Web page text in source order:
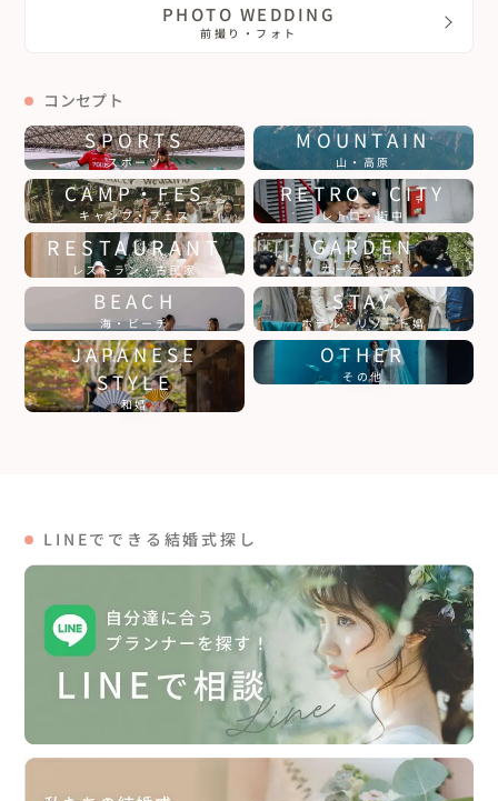
PHOTO WEDDING
前撮り・フォト
コンセプト
SPORTS
スポーツ
MOUNTAIN
山・高原
CAMP・FES
キャンプ・フェス
RETRO・CITY
レトロ・街中
RESTAURANT
レストラン・古民家
GARDEN
ガーデン・森
BEACH
海・ビーチ
STAY
ホテル・リゾート婚
JAPANESE
STYLE
和婚
OTHER
その他
LINEでできる結婚式探し